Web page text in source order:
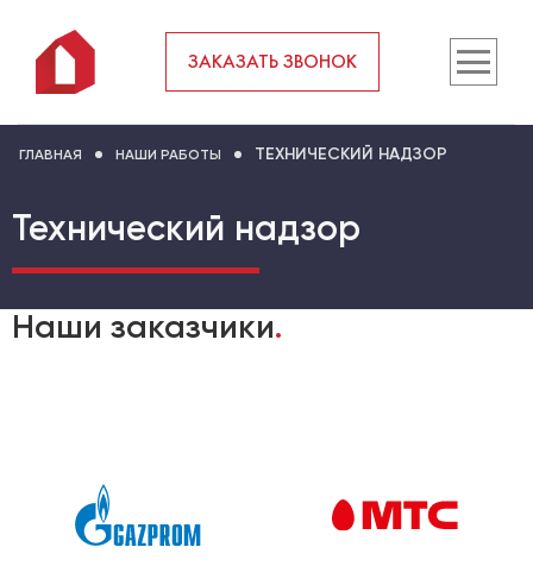
ЗАКАЗАТЬ ЗВОНОК
ГЛАВНАЯ НАШИ РАБОТЫ ТЕХНИЧЕСКИЙ НАДЗОР
Технический надзор
Наши заказчики.